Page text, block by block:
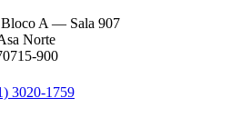
Bloco A — Sala 907
Norte
900
3020-1759